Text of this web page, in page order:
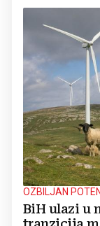
OZBILJAN
BiH ulazi u